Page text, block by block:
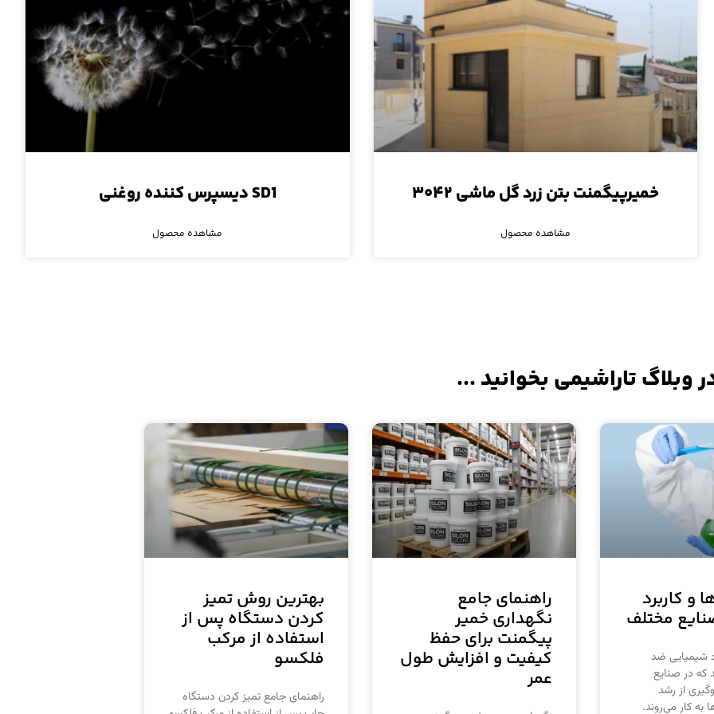
خمیرپیگمنت بتن زرد گل ماشی ۳۰۴۲
مشاهده محصول
SD1 دیسپرس کننده‌ روغنی
مشاهده محصول
وبلاگ تاراشیمی بخوانید ...
و کاربرد
مختلف
شیمیایی ضد
که در صنایع
از رشد
به کار می‌روند.
راهنمای جامع
نگهداری خمیر
پیگمنت‌ برای حفظ
کیفیت و افزایش طول
عمر
بهترین روش تمیز
کردن دستگاه پس از
استفاده از مرکب
فلکسو
راهنمای جامع تمیز کردن دستگاه